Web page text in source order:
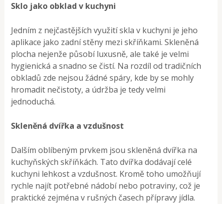
Sklo jako obklad v kuchyni
Jedním z nejčastějších využití skla v kuchyni je jeho
aplikace jako zadní stěny mezi skříňkami. Skleněná
plocha nejenže působí luxusně, ale také je velmi
hygienická a snadno se čistí. Na rozdíl od tradičních
obkladů zde nejsou žádné spáry, kde by se mohly
hromadit nečistoty, a údržba je tedy velmi
jednoduchá.
Skleněná dvířka a vzdušnost
Dalším oblíbeným prvkem jsou skleněná dvířka na
kuchyňských skříňkách. Tato dvířka dodávají celé
kuchyni lehkost a vzdušnost. Kromě toho umožňují
rychle najít potřebné nádobí nebo potraviny, což je
praktické zejména v rušných časech přípravy jídla.